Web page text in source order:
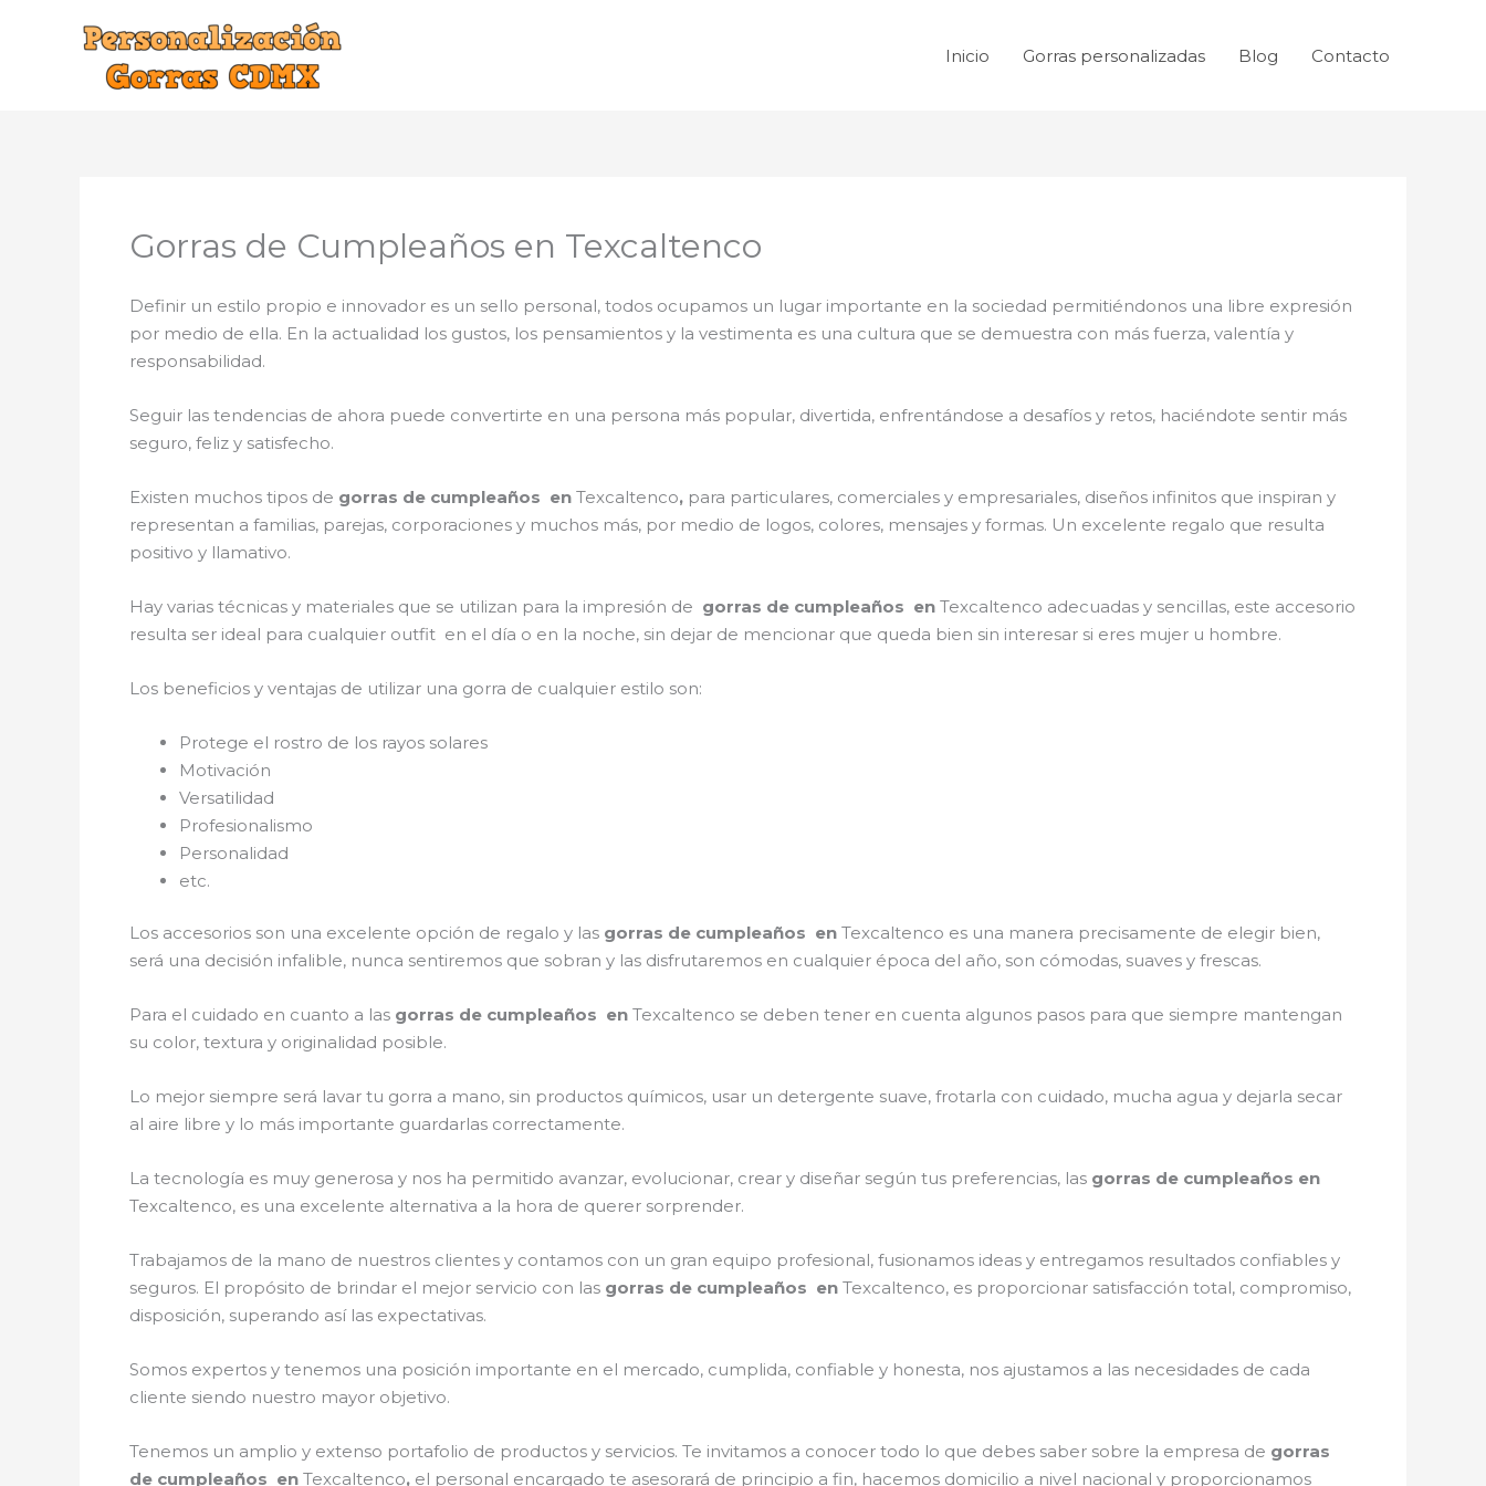
Inicio Gorras personalizadas Blog Contacto
Gorras de Cumpleaños en Texcaltenco
Definir un estilo propio e innovador es un sello personal, todos ocupamos un lugar importante en la sociedad permitiéndonos una libre expresión
por medio de ella. En la actualidad los gustos, los pensamientos y la vestimenta es una cultura que se demuestra con más fuerza, valentía y
responsabilidad.
Seguir las tendencias de ahora puede convertirte en una persona más popular, divertida, enfrentándose a desafíos y retos, haciéndote sentir más
seguro, feliz y satisfecho.
Existen muchos tipos de gorras de cumpleaños en Texcaltenco, para particulares, comerciales y empresariales, diseños infinitos que inspiran y
representan a familias, parejas, corporaciones y muchos más, por medio de logos, colores, mensajes y formas. Un excelente regalo que resulta
positivo y llamativo.
Hay varias técnicas y materiales que se utilizan para la impresión de gorras de cumpleaños en Texcaltenco adecuadas y sencillas, este accesorio
resulta ser ideal para cualquier outfit en el día o en la noche, sin dejar de mencionar que queda bien sin interesar si eres mujer u hombre.
Los beneficios y ventajas de utilizar una gorra de cualquier estilo son:
Protege el rostro de los rayos solares
Motivación
Versatilidad
Profesionalismo
Personalidad
etc.
Los accesorios son una excelente opción de regalo y las gorras de cumpleaños en Texcaltenco es una manera precisamente de elegir bien,
será una decisión infalible, nunca sentiremos que sobran y las disfrutaremos en cualquier época del año, son cómodas, suaves y frescas.
Para el cuidado en cuanto a las gorras de cumpleaños en Texcaltenco se deben tener en cuenta algunos pasos para que siempre mantengan
su color, textura y originalidad posible.
Lo mejor siempre será lavar tu gorra a mano, sin productos químicos, usar un detergente suave, frotarla con cuidado, mucha agua y dejarla secar
al aire libre y lo más importante guardarlas correctamente.
La tecnología es muy generosa y nos ha permitido avanzar, evolucionar, crear y diseñar según tus preferencias, las gorras de cumpleaños en
Texcaltenco, es una excelente alternativa a la hora de querer sorprender.
Trabajamos de la mano de nuestros clientes y contamos con un gran equipo profesional, fusionamos ideas y entregamos resultados confiables y
seguros. El propósito de brindar el mejor servicio con las gorras de cumpleaños en Texcaltenco, es proporcionar satisfacción total, compromiso,
disposición, superando así las expectativas.
Somos expertos y tenemos una posición importante en el mercado, cumplida, confiable y honesta, nos ajustamos a las necesidades de cada
cliente siendo nuestro mayor objetivo.
Tenemos un amplio y extenso portafolio de productos y servicios. Te invitamos a conocer todo lo que debes saber sobre la empresa de gorras
de cumpleaños en Texcaltenco, el personal encargado te asesorará de principio a fin, hacemos domicilio a nivel nacional y proporcionamos